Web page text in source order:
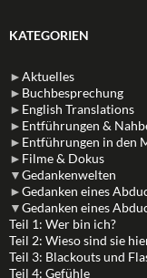
KATEGORIEN
►Aktuelles
► Buchbesprechung
► English Translations
► Entführungen &
► Entführungen in den
► Filme & Dokus
▼Gedankenwelten
►Gedanken eines
▼Gedanken eines
Teil 1: Wer bin ich?
Teil 2: Wieso sind sie
Teil 3: Blackouts und
Teil 4: Gefühle